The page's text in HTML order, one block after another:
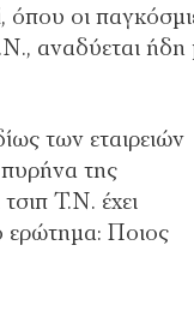
όπου οι
αναδύεται ήδη
των εταιρειών
της
T.N. έχει
ερώτηµα: Ποιος